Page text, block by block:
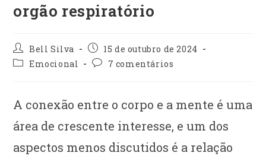
orgão respiratório
Autor
do
post:
Bell Silva
Post
publicado:
15 de outubro de 2024
Categoria
Emocional
Comentários
7 comentários
A conexão entre o corpo e a mente é uma
área de crescente interesse, e um dos
aspectos menos discutidos é a relação